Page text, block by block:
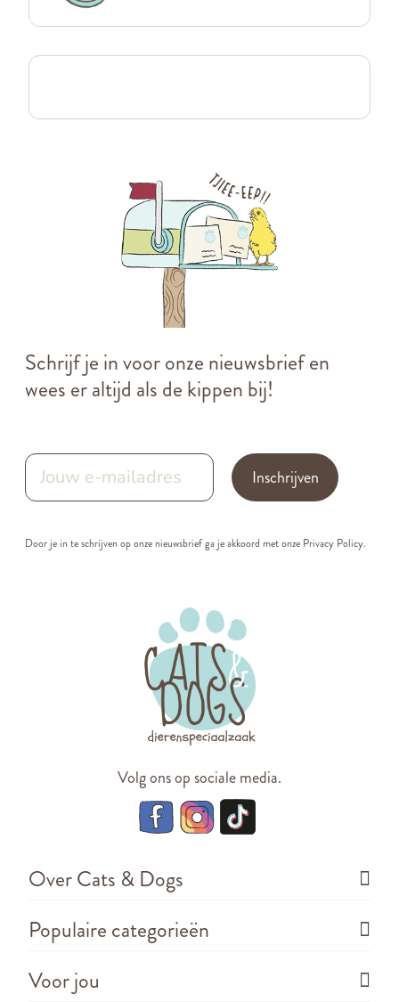
Schrijf je in voor onze nieuwsbrief en
wees er altijd als de kippen bij!
Inschrijven
Door je in te schrijven op onze nieuwsbrief ga je akkoord met onze Privacy Policy.
Volg ons op sociale media.
Over Cats & Dogs
Populaire categorieën
Voor jou